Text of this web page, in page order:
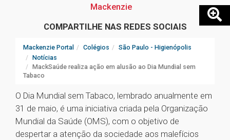
Mackenzie
COMPARTILHE NAS REDES SOCIAIS
Mackenzie Portal Colégios
São Paulo - Higienópolis
Notícias
MackSaúde realiza ação em alusão ao Dia Mundial sem
Tabaco
O Dia Mundial sem Tabaco, lembrado anualmente em
31 de maio, é uma iniciativa criada pela Organização
Mundial da Saúde (OMS), com o objetivo de
despertar a atenção da sociedade aos malefícios